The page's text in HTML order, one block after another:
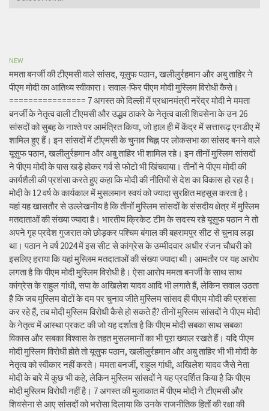
NEW
ममता बनर्जी की टीएमसी वाले सांसद, यूसुफ पठान, खलीलुर्रहमान और अबु ताहिर ने
पीएम मोदी का आतिथ्य स्वीकारा। सवाल-फिर पीएम मोदी मुस्लिम विरोधी कैसे।
================ 7 अगस्त को दिल्ली में प्रधानमंत्री नरेंद्र मोदी ने ममता
बनर्जी के नेतृत्व वाली टीएमसी और उद्धव ठाकरे के नेतृत्व वाली शिवसेना के उन 26
सांसदों को सुबह के नाश्ते पर आमंत्रित किया, जो हाल ही में केंद्र में सत्तारूढ़ एनडीए में
शामिल हुए हैं। इन सांसदों में टीएमसी के चुनाव चिह्न पर लोकसभा का सांसद बनने वाले
यूसुफ पठान, खलीलुर्रहमान और अबु ताहिर भी शामिल रहे। इन तीनों मुस्लिम सांसदों
ने पीएम मोदी के पास खड़े होकर गर्व से फोटो भी खिंचवाया। तीनों ने पीएम मोदी की
कार्यशैली की प्रशंसा करते हुए कहा कि मोदी की नीतियों से देश का विकास हो रहा है।
मोदी के 12 वर्ष के कार्यकाल में मुसलमान स्वयं को ज्यादा सुरक्षित महसूस करता है।
यहां यह खासतौर से उल्लेखनीय है कि तीनों मुस्लिम सांसदों के संसदीय क्षेत्र में मुस्लिम
मतदाताओं की संख्या ज्यादा है। भारतीय क्रिकेट टीम के सदस्य रहे यूसुफ पठान ने तो
अपने गृह प्रदेश गुजरात को छोड़कर पश्चिम बंगाल की बहरामपुर सीट से चुनाव लड़ा
था। पठान ने वर्ष 2024 में इस सीट से कांग्रेस के उम्मीदवार अधीर रंजन चौधरी को
इसलिए हराया कि यहां मुस्लिम मतदाताओं की संख्या ज्यादा थी। आमतौर पर यह आरोप
लगता है कि पीएम मोदी मुस्लिम विरोधी है। ऐसा आरोप ममता बनर्जी के साथ साथ
कांग्रेस के राहुल गांधी, सपा के अखिलेश यादव आदि भी लगाते हैं, लेकिन सवाल उठता
है कि जब मुस्लिम वोटों के दम पर चुनाव जीते मुस्लिम सांसद ही पीएम मोदी की प्रशंसा
कर रहे हैं, तब मोदी मुस्लिम विरोधी कैसे हो सकते हैं? तीनों मुस्लिम सांसदों ने पीएम मोदी
के नेतृत्व में आस्था प्रकट की जो यह दर्शाता है कि पीएम मोदी सबका साथ सबका
विकास और सबका विश्वास के तहत मुसलमानों का भी पूरा ख्याल रखते हैं। यदि पीएम
मोदी मुस्लिम विरोधी होते तो यूसुफ पठान, खलीलुर्रहमान और अबु ताहिर भी भी मोदी के
नेतृत्व को स्वीकार नहीं करते। ममता बनर्जी, राहुल गांधी, अखिलेश यादव जैसे नेता
मोदी के बारे में कुछ भी कहे, लेकिन मुस्लिम सांसदों ने यह प्रदर्शित किया है कि पीएम
मोदी मुस्लिम विरोधी नहीं है। 7 अगस्त की मुलाकात में पीएम मोदी ने टीएमसी और
शिवसेना से आए सांसदों को भरोसा दिलाया कि उनके राजनीतिक हितों की रक्षा की